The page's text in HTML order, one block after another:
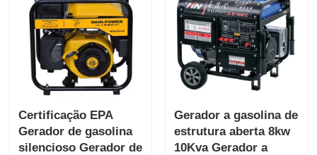
Certificação EPA
Gerador de gasolina
silencioso Gerador de
Gerador a gasolina de
estrutura aberta 8kw
10Kva Gerador a